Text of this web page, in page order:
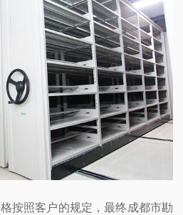
按照客户的规定，最终成都市勘